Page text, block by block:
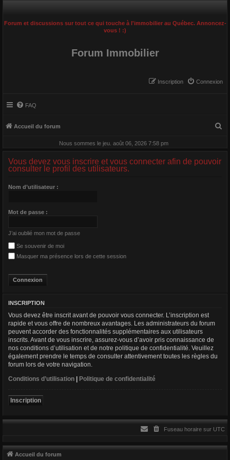
Forum et discussions sur tout ce qui touche à l'immobilier au Québec. Annoncez-
vous ! :)
Forum Immobilier
Connexion
Inscription
FAQ
Accueil du forum
c
Nous sommes le jeu. août 06, 2026 7:58 pm
Vous devez vous inscrire et vous connecter afin de pouvoir
consulter le profil des utilisateurs.
Nom d’utilisateur :
Mot de passe :
J’ai oublié mon mot de passe
Se souvenir de moi
Masquer ma présence lors de cette session
INSCRIPTION
Vous devez être inscrit avant de pouvoir vous connecter. L’inscription est
rapide et vous offre de nombreux avantages. Les administrateurs du forum
peuvent accorder des fonctionnalités supplémentaires aux utilisateurs
inscrits. Avant de vous inscrire, assurez-vous d’avoir pris connaissance de
nos conditions d’utilisation et de notre politique de confidentialité. Veuillez
également prendre le temps de consulter attentivement toutes les règles du
forum lors de votre navigation.
Conditions d’utilisation | Politique de confidentialité
Inscription
Fuseau horaire sur UTC
Accueil du forum